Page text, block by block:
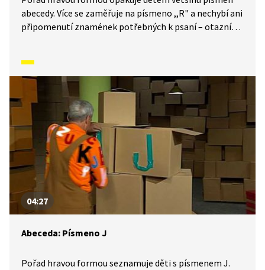
abecedy. Více se zaměřuje na písmeno ,,R" a nechybí ani
připomenutí znamének potřebných k psaní – otazník
04:27
Abeceda: Písmeno J
Pořad hravou formou seznamuje děti s písmenem J.